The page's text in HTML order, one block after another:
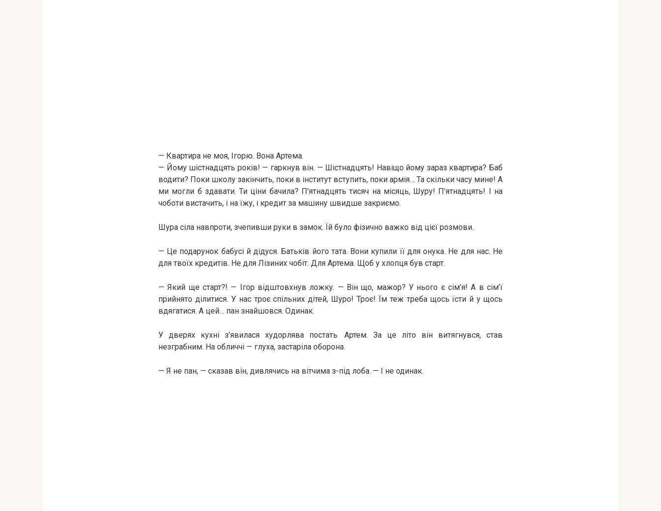
— Квартира не моя, Ігорю. Вона Артема.
— Йому шістнадцять років! — гаркнув він. — Шістнадцять! Навіщо йому зараз квартира? Баб
водити? Поки школу закінчить, поки в інститут вступить, поки армія… Та скільки часу мине! А
ми могли б здавати. Ти ціни бачила? П’ятнадцять тисяч на місяць, Шуру! П’ятнадцять! І на
чоботи вистачить, і на їжу, і кредит за машину швидше закриємо.
Шура сіла навпроти, зчепивши руки в замок. Їй було фізично важко від цієї розмови.
— Це подарунок бабусі й дідуся. Батьків його тата. Вони купили її для онука. Не для нас. Не
для твоїх кредитів. Не для Лізиних чобіт. Для Артема. Щоб у хлопця був старт.
— Який ще старт?! — Ігор відштовхнув ложку. — Він що, мажор? У нього є сім’я! А в сім’ї
прийнято ділитися. У нас троє спільних дітей, Шуро! Троє! Їм теж треба щось їсти й у щось
вдягатися. А цей… пан знайшовся. Одинак.
У дверях кухні з’явилася худорлява постать. Артем. За це літо він витягнувся, став
незграбним. На обличчі — глуха, застаріла оборона.
— Я не пан, — сказав він, дивлячись на вітчима з-під лоба. — І не одинак.